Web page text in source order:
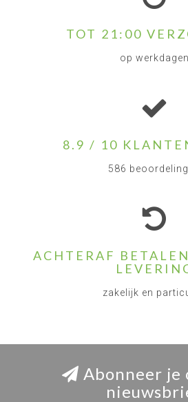
TOT 21:00
op werkdagen
8.9 / 10
586
ACHTERAF
zakelijk en
Abonneer je